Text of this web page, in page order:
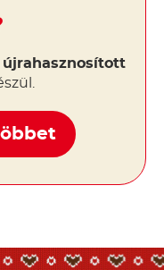
újrahasznosított